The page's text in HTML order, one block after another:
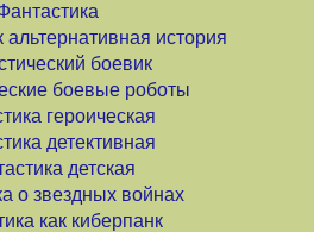
альтернативная история
боевик
боевые роботы
героическая
детективная
детская
о звездных войнах
как киберпанк